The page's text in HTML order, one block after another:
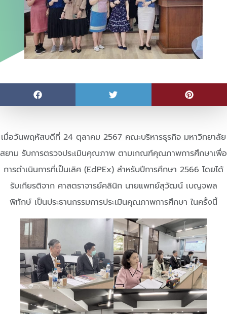
เมื่อวันพฤหัสบดีที่ 24 ตุลาคม 2567 คณะบริหารธุรกิจ มหาวิทยาลัย
สยาม รับการตรวจประเมินคุณภาพ ตามเกณฑ์คุณภาพการศึกษาเพื่อ
การดำเนินการที่เป็นเลิศ (EdPEx) สำหรับปีการศึกษา 2566 โดยได้
รับเกียรติจาก ศาสตราจารย์คลินิก นายแพทย์สุวัฒน์ เบญจพล
พิทักษ์ เป็นประธานกรรมการประเมินคุณภาพการศึกษา ในครั้งนี้